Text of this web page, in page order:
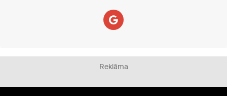
Reklāma